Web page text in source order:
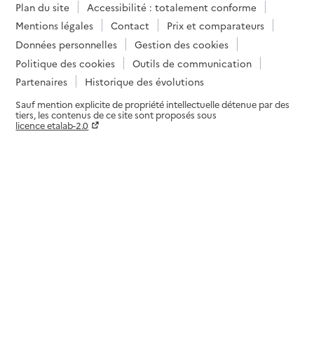
Plan du site
Accessibilité : totalement conforme
Mentions légales
Contact
Prix et comparateurs
Données personnelles
Gestion des cookies
Politique des cookies
Outils de communication
Partenaires
Historique des évolutions
Sauf mention explicite de propriété intellectuelle détenue par des
tiers, les contenus de ce site sont proposés sous
licence etalab-2.0